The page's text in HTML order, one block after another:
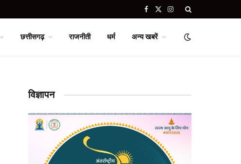
Facebook
X
Instagram
छत्तीसगढ़ राजनीती धर्म अन्य खबरें
विज्ञापन